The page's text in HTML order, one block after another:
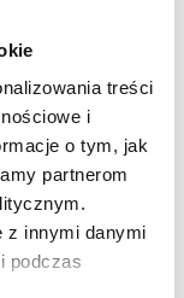
treści
i
o tym, jak
partnerom
z innymi danymi
podczas